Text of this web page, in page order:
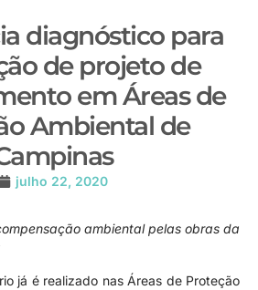
diagnóstico para
de projeto de
em Áreas de
Ambiental de
julho 22, 2020
ambiental pelas obras da
já é realizado nas Áreas de Proteção